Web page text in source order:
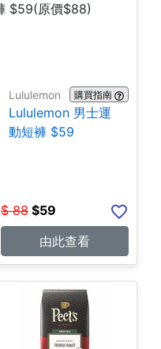
Lululemon 購買指南
Lululemon 男士運
動短褲 $59
$ 88 $59
由此查看